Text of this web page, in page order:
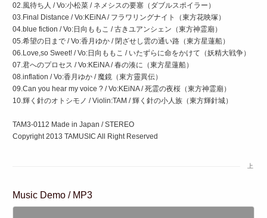
02.風待ち人 / Vo:小松菜 / ネメシスの要塞（ダブルスポイラー）
03.Final Distance / Vo:KEiNA / フラワリングナイト（東方花映塚）
04.blue fiction / Vo:日向ももこ / 古きユアンシェン（東方神霊廟）
05.希望の日まで / Vo:香月ゆか / 閉ざせし雲の通い路（東方星蓮船）
06.Love,so Sweet! / Vo:日向ももこ / いたずらに命をかけて（妖精大戦争）
07.君へのプロセス / Vo:KEiNA / 春の湊に（東方星蓮船）
08.inflation / Vo:香月ゆか / 魔鏡（東方靈異伝）
09.Can you hear my voice ? / Vo:KEiNA / 死霊の夜桜（東方神霊廟）
10.輝く針のオトシモノ / Violin:TAM / 輝く針の小人族（東方輝針城）
TAM3-0112 Made in Japan / STEREO
Copyright 2013 TAMUSIC All Right Reserved
上
Music Demo / MP3